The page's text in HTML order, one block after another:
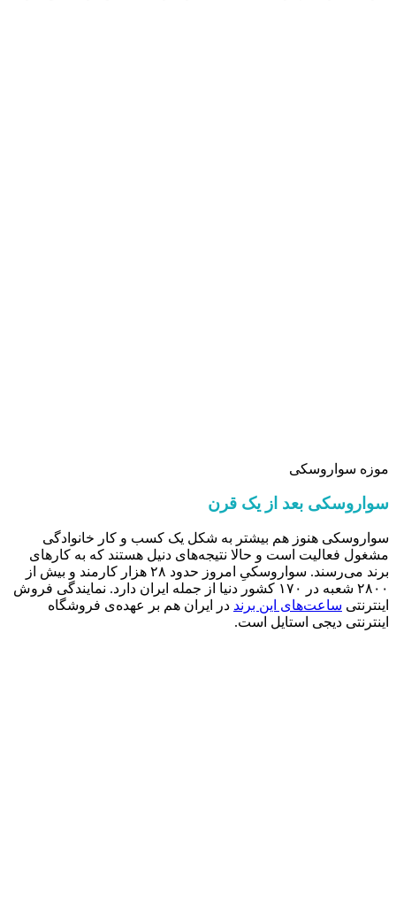
موزه سواروسکی
سواروسکی بعد از یک قرن
سواروسکی هنوز هم بیشتر به شکل یک کسب و کار خانوادگی
مشغول فعالیت است و حالا نتیجه‌های دنیل هستند که به کارهای
برند می‌رسند. سواروسکیِ امروز حدود ۲۸ هزار کارمند و بیش از
۲۸۰۰ شعبه در ۱۷۰ کشور دنیا از جمله ایران دارد. نمایندگی فروش
اینترنتی ساعت‌های این برند در ایران هم بر عهده‌ی فروشگاه
اینترنتی دیجی استایل است.